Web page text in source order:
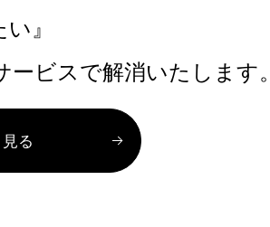
』
ビスで解消いたします。
る